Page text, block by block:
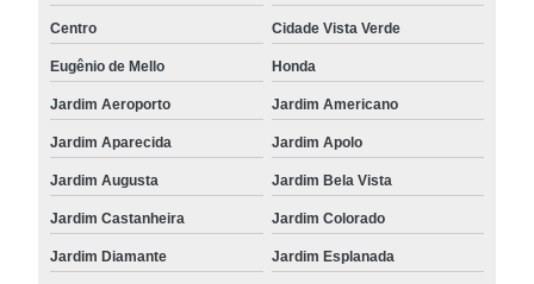
Centro Cidade Vista Verde
Eugênio de Mello Honda
Jardim Aeroporto Jardim Americano
Jardim Aparecida Jardim Apolo
Jardim Augusta Jardim Bela Vista
Jardim Castanheira Jardim Colorado
Jardim Diamante Jardim Esplanada